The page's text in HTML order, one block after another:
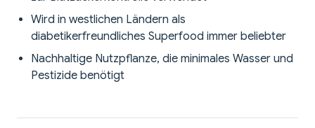
Wird in westlichen Ländern als
diabetikerfreundliches Superfood immer beliebter
Nachhaltige Nutzpflanze, die minimales Wasser und
Pestizide benötigt